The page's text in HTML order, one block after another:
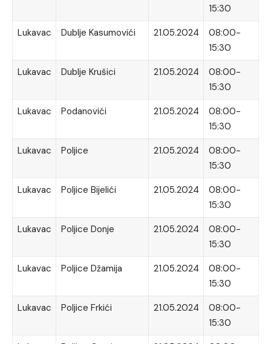
15:30
Lukavac
Dublje Kasumovići 21.05.2024
08:00-
15:30
Lukavac
Dublje Krušici 21.05.2024
08:00-
15:30
Lukavac
Podanovići 21.05.2024
08:00-
15:30
Lukavac
Poljice 21.05.2024
08:00-
15:30
Lukavac
Poljice Bijelići 21.05.2024
08:00-
15:30
Lukavac
Poljice Donje 21.05.2024
08:00-
15:30
Lukavac
Poljice Džamija 21.05.2024
08:00-
15:30
Lukavac
Poljice Frkići 21.05.2024
08:00-
15:30